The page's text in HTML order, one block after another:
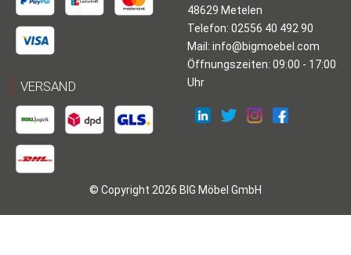
VERSAND
48629 Metelen
Telefon: 02556 40 492 90
Mail: info@bigmoebel.com
Öffnungszeiten: 09:00 - 17:00
Uhr
© Copyright 2026 BIG Möbel GmbH